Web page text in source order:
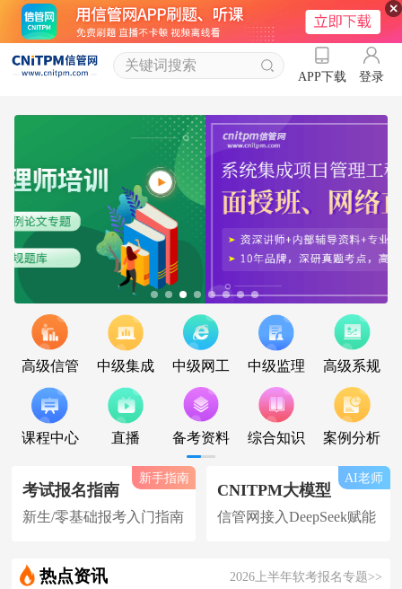
APP下载 登录
高级信管 中级集成 中级网工 中级监理 高级系规
课程中心 直播 备考资料 综合知识 案例分析
考试报名指南
新生/零基础报考入门指南
新手指南
CNITPM大模型
信管网接入DeepSeek赋能
AI老师
热点资讯 2026上半年软考报名专题>>